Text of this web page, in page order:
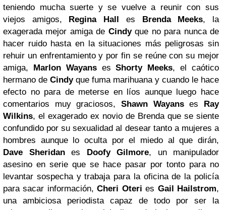
teniendo mucha suerte y se vuelve a reunir con sus
viejos amigos, Regina Hall es Brenda Meeks, la
exagerada mejor amiga de Cindyque no para nunca de
hacer ruido hasta en la situaciones más peligrosas sin
rehuir un enfrentamiento y por fin se reúne con su mejor
amiga, Marlon WayansesShorty Meeks, el caótico
hermano de Cindyque fuma marihuana y cuando le hace
efecto no para de meterse en líos aunque luego hace
comentarios muy graciosos, Shawn Wayanses Ray
Wilkins, el exagerado ex novio de Brenda que se siente
confundido por su sexualidad al desear tanto a mujeres a
hombres aunque lo oculta por el miedo al que dirán,
Dave Sheridanes Doofy Gilmore, un manipulador
asesino en serie que se hace pasar por tonto para no
levantar sospecha y trabaja para la oficina de la policía
para sacar información,Cheri Oteri es Gail Hailstrom,
una ambiciosa periodista capaz de todo por ser la